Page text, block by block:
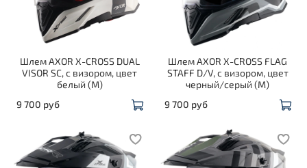
Шлем AXOR X-CROSS DUAL
VISOR SC, с визором, цвет
белый (M)
9 700 руб
Шлем AXOR X-CROSS FLAG
STAFF D/V, с визором, цвет
черный/серый (M)
9 700 руб